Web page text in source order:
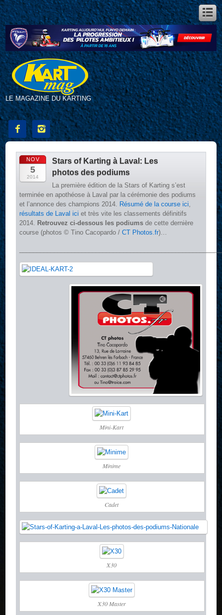
LE MAGAZINE DU KARTING
 
NOV
5
2014
Stars of Karting à Laval: Les
photos des podiums
La première édition de la Stars of Karting s’est
terminée en apothéose à Laval par la cérémonie des podiums
et l’annonce des champions 2014.
Résumé de la course ici
résultats de Laval ici et très vite les classements définitifs
2014.
Retrouvez ci-dessous les podiums de cette dernière
course (photos © Tino Cacopardo /CT Photos.fr)…
Mini-Kart
Minime
Cadet
X30
X30 Master